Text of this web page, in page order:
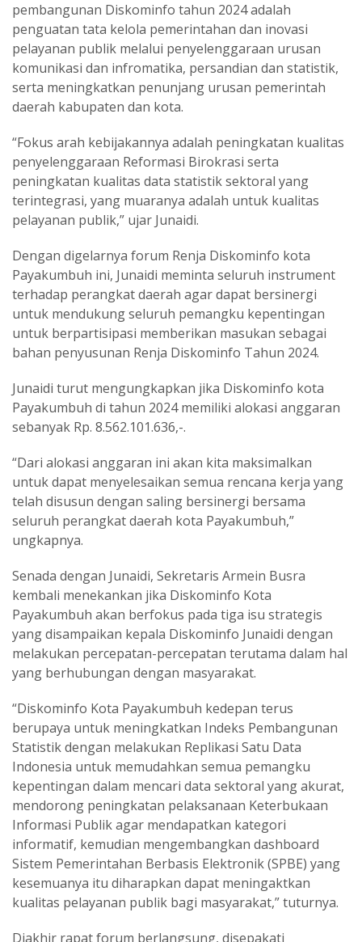
pembangunan Diskominfo tahun 2024 adalah
penguatan tata kelola pemerintahan dan inovasi
pelayanan publik melalui penyelenggaraan urusan
komunikasi dan infromatika, persandian dan statistik,
serta meningkatkan penunjang urusan pemerintah
daerah kabupaten dan kota.
“Fokus arah kebijakannya adalah peningkatan kualitas
penyelenggaraan Reformasi Birokrasi serta
peningkatan kualitas data statistik sektoral yang
terintegrasi, yang muaranya adalah untuk kualitas
pelayanan publik,” ujar Junaidi.
Dengan digelarnya forum Renja Diskominfo kota
Payakumbuh ini, Junaidi meminta seluruh instrument
terhadap perangkat daerah agar dapat bersinergi
untuk mendukung seluruh pemangku kepentingan
untuk berpartisipasi memberikan masukan sebagai
bahan penyusunan Renja Diskominfo Tahun 2024.
Junaidi turut mengungkapkan jika Diskominfo kota
Payakumbuh di tahun 2024 memiliki alokasi anggaran
sebanyak Rp. 8.562.101.636,-.
“Dari alokasi anggaran ini akan kita maksimalkan
untuk dapat menyelesaikan semua rencana kerja yang
telah disusun dengan saling bersinergi bersama
seluruh perangkat daerah kota Payakumbuh,”
ungkapnya.
Senada dengan Junaidi, Sekretaris Armein Busra
kembali menekankan jika Diskominfo Kota
Payakumbuh akan berfokus pada tiga isu strategis
yang disampaikan kepala Diskominfo Junaidi dengan
melakukan percepatan-percepatan terutama dalam hal
yang berhubungan dengan masyarakat.
“Diskominfo Kota Payakumbuh kedepan terus
berupaya untuk meningkatkan Indeks Pembangunan
Statistik dengan melakukan Replikasi Satu Data
Indonesia untuk memudahkan semua pemangku
kepentingan dalam mencari data sektoral yang akurat,
mendorong peningkatan pelaksanaan Keterbukaan
Informasi Publik agar mendapatkan kategori
informatif, kemudian mengembangkan dashboard
Sistem Pemerintahan Berbasis Elektronik (SPBE) yang
kesemuanya itu diharapkan dapat meningaktkan
kualitas pelayanan publik bagi masyarakat,” tuturnya.
Diakhir rapat forum berlangsung, disepakati